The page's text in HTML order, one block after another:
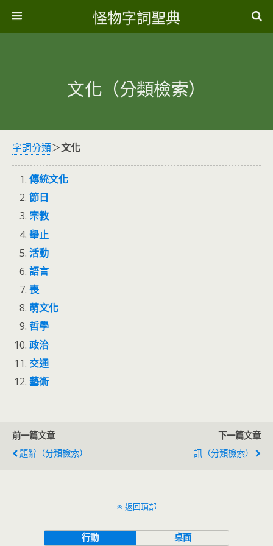
怪物字詞聖典
文化（分類檢索）
字詞分類＞文化
傳統文化
節日
宗教
舉止
活動
語言
喪
萌文化
哲學
政治
交通
藝術
前一篇文章
題辭（分類檢索）
下一篇文章
訊（分類檢索）
返回頂部
行動 桌面